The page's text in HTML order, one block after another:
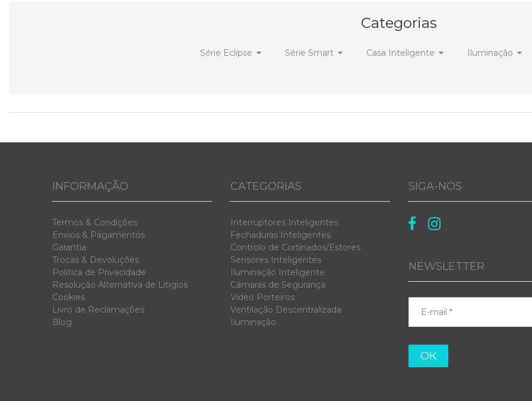
Categorias
Série Eclipse Série Smart Casa Inteligente Iluminação
INFORMAÇÃO
Termos & Condições
Envios & Pagamentos
Garantia
Trocas & Devoluções
Politica de Privacidade
Resolução Alternativa de Litigios
Cookies
Livro de Reclamações
Blog
CATEGORIAS
Interruptores Inteligentes
Fechaduras Inteligentes
Controlo de Cortinados/Estores
Sensores Inteligentes
Iluminação Inteligente
Câmaras de Segurança
Video Porteiros
Ventilação Descentralizada
Iluminação
SIGA-NOS
 
NEWSLETTER
ОК